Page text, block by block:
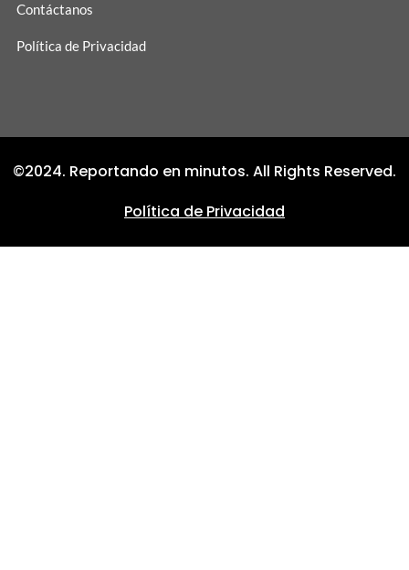
Contáctanos
Política de Privacidad
©2024. Reportando en minutos. All Rights Reserved.
Política de Privacidad